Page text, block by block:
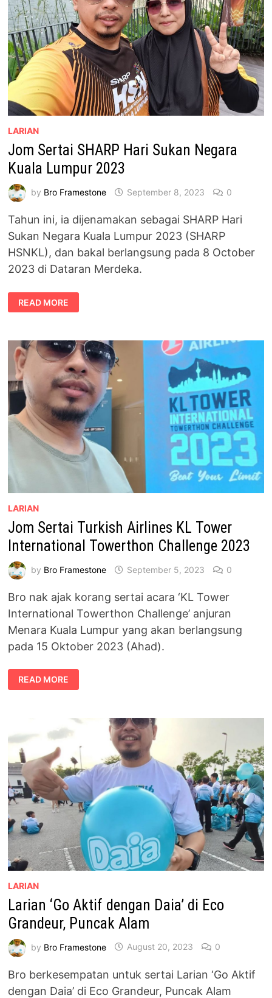
LARIAN
Jom Sertai SHARP Hari Sukan Negara
Kuala Lumpur 2023
by Bro Framestone September 8, 2023 0
Tahun ini, ia dijenamakan sebagai SHARP Hari
Sukan Negara Kuala Lumpur 2023 (SHARP
HSNKL), dan bakal berlangsung pada 8 October
2023 di Dataran Merdeka.
JOM
SERTAI
SHARP
NEGARA
KUALA
LUMPUR
2023
READ MORE
LARIAN
Jom Sertai Turkish Airlines KL Tower
International Towerthon Challenge 2023
by Bro Framestone September 5, 2023 0
Bro nak ajak korang sertai acara ‘KL Tower
International Towerthon Challenge’ anjuran
Menara Kuala Lumpur yang akan berlangsung
pada 15 Oktober 2023 (Ahad).
JOM
SERTAI
TURKISH
INTERNATIONAL
TOWERTHON
CHALLENGE
2023
READ MORE
LARIAN
Larian ‘Go Aktif dengan Daia’ di Eco
Grandeur, Puncak Alam
by Bro Framestone August 20, 2023 0
Bro berkesempatan untuk sertai Larian ‘Go Aktif
dengan Daia’ di Eco Grandeur, Puncak Alam